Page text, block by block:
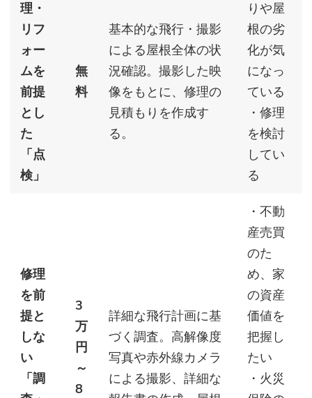
理・
リフ
ォー
ムを
前提
とし
た
「点
検」
無
料
基本的な飛行・撮影
による屋根全体の状
況確認。撮影した映
像をもとに、修理の
見積もりを作成す
る。
りや屋
根の劣
化が気
になっ
ている
・修理
を検討
してい
る
修理
を前
提と
しな
い
「調
3
万
円
～
8
詳細な飛行計画に基
づく調査。高解像度
写真や赤外線カメラ
による撮影、詳細な
・不動
産売買
のた
め、家
の資産
価値を
把握し
たい
・火災